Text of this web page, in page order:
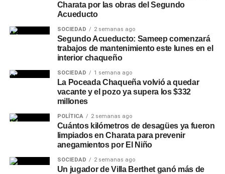
Charata por las obras del Segundo
Acueducto
SOCIEDAD 2 semanas ago
Segundo Acueducto: Sameep comenzará
trabajos de mantenimiento este lunes en el
interior chaqueño
SOCIEDAD 1 semana ago
La Poceada Chaqueña volvió a quedar
vacante y el pozo ya supera los $332
millones
POLÍTICA 2 semanas ago
Cuántos kilómetros de desagües ya fueron
limpiados en Charata para prevenir
anegamientos por El Niño
SOCIEDAD 2 semanas ago
Un jugador de Villa Berthet ganó más de